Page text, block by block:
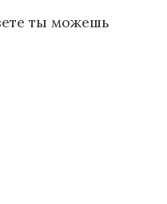
ты можешь